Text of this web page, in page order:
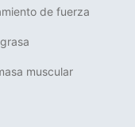
de fuerza
muscular